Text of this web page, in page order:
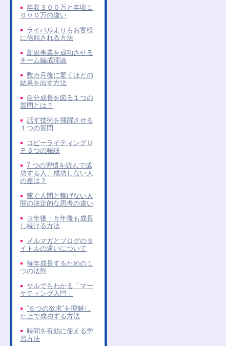
年収３００万と年収１
０００万の違い
ライバルよりもお客様
に信頼される方法
新規事業を成功させる
チーム編成理論
数カ月後に驚くほどの
結果を出す方法
自分成長を図る１つの
質問とは？
話す技術を飛躍させる
１つの質問
コピーライティングＵ
Ｐ３つの秘訣
7 つの習慣を読んで成
功する人、成功しない人
の差は？
稼ぐ人間と稼げない人
間の決定的な思考の違い
３年後・５年後も成長
し続ける方法
メルマガとブログのタ
イトルの違いについて
毎年成長するための１
つの法則
サルでもわかる「マー
ケティング入門」
“６つの欲求”を理解し
た上で成功する方法
時間を有効に使える学
習方法